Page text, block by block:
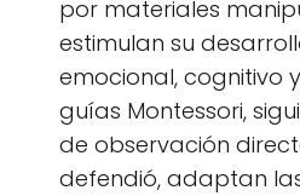
por materiales
estimulan su
emocional, cognitivo
guías Montessori,
de observación
defendió, adaptan